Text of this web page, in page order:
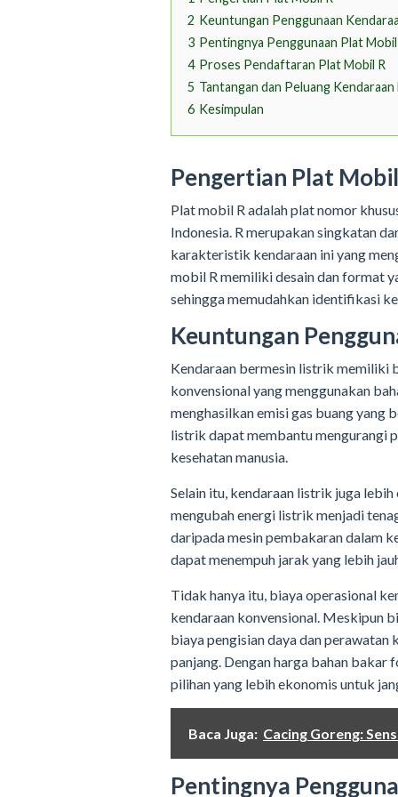
2 Keuntungan Penggunaan
3 Pentingnya Penggunaan Plat Mobil
4 Proses Pendaftaran Plat Mobil R
5 Tantangan dan Peluang
6 Kesimpulan
Pengertian Plat
Plat mobil R adalah plat nomor
Indonesia. R merupakan singkatan
karakteristik kendaraan ini yang
mobil R memiliki desain dan format
sehingga memudahkan identifikasi
Keuntungan
Kendaraan bermesin listrik memiliki
konvensional yang menggunakan
menghasilkan emisi gas buang yang
listrik dapat membantu mengurangi
kesehatan manusia.
Selain itu, kendaraan listrik juga
mengubah energi listrik menjadi
daripada mesin pembakaran dalam
dapat menempuh jarak yang lebih
Tidak hanya itu, biaya operasional
kendaraan konvensional. Meskipun
biaya pengisian daya dan
panjang. Dengan harga bahan
pilihan yang lebih ekonomis untuk
Baca Juga: Cacing Goreng:
Pentingnya